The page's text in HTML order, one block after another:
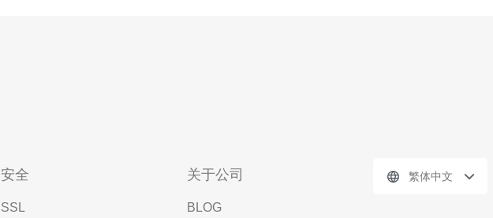
安全
SSL
关于公司
BLOG
繁体中文